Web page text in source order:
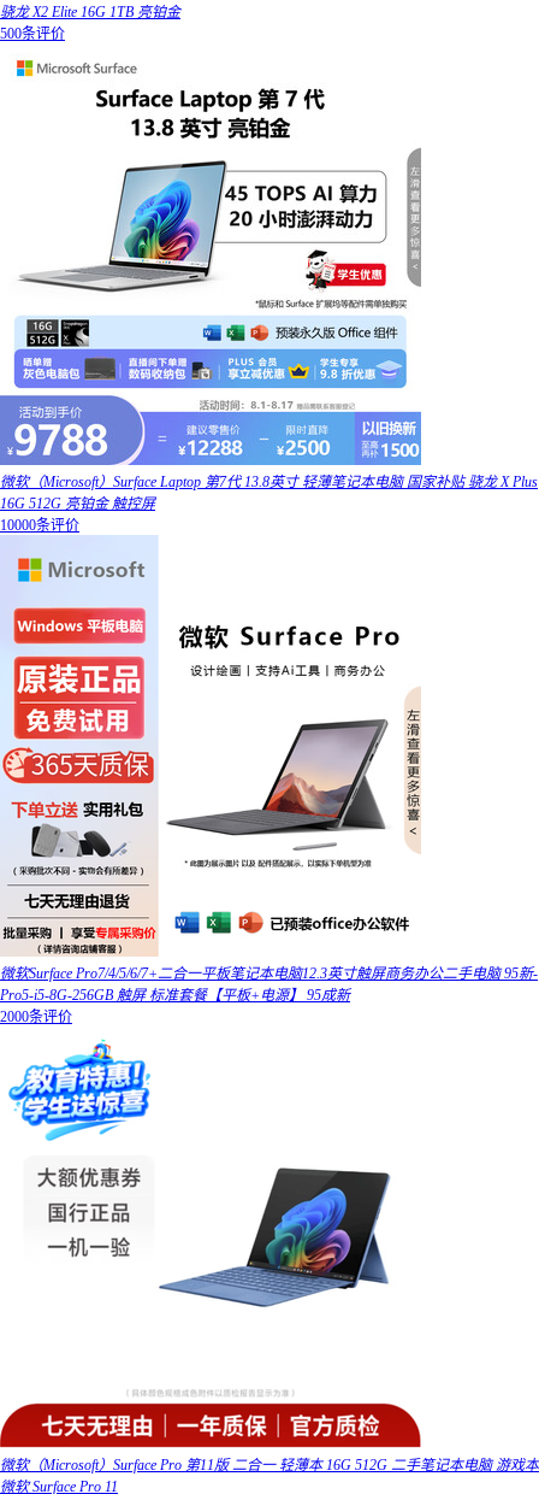
骁龙 X2 Elite 16G 1TB 亮铂金
500条评价
微软（Microsoft）Surface Laptop 第7代 13.8英寸 轻薄笔记本电脑 国家补贴 骁龙 X Plus
16G 512G 亮铂金 触控屏
10000条评价
微软Surface Pro7/4/5/6/7+二合一平板笔记本电脑12.3英寸触屏商务办公二手电脑 95新-
Pro5-i5-8G-256GB 触屏 标准套餐【平板+电源】 95成新
2000条评价
微软（Microsoft）Surface Pro 第11版 二合一 轻薄本 16G 512G 二手笔记本电脑 游戏本
微软 Surface Pro 11